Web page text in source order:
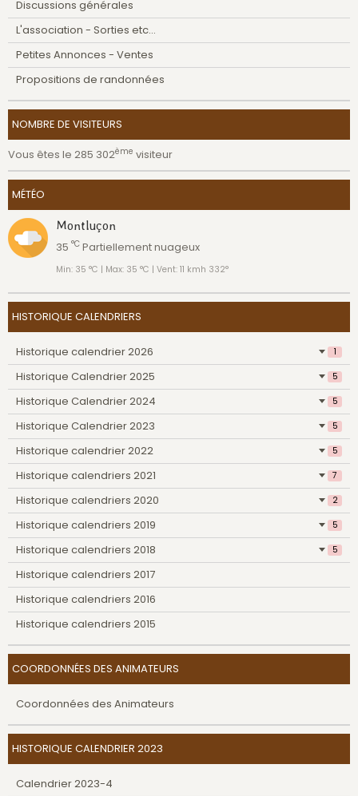
Discussions générales
L'association - Sorties etc...
Petites Annonces - Ventes
Propositions de randonnées
NOMBRE DE VISITEURS
Vous êtes le 285 302ème visiteur
MÉTÉO
Montluçon
35 °C Partiellement nuageux
Min: 35 °C | Max: 35 °C | Vent: 11 kmh 332°
HISTORIQUE CALENDRIERS
Historique calendrier 2026 1
Historique Calendrier 2025 5
Historique Calendrier 2024 5
Historique Calendrier 2023 5
Historique calendrier 2022 5
Historique calendriers 2021 7
Historique calendriers 2020 2
Historique calendriers 2019 5
Historique calendriers 2018 5
Historique calendriers 2017
Historique calendriers 2016
Historique calendriers 2015
COORDONNÉES DES ANIMATEURS
Coordonnées des Animateurs
HISTORIQUE CALENDRIER 2023
Calendrier 2023-4